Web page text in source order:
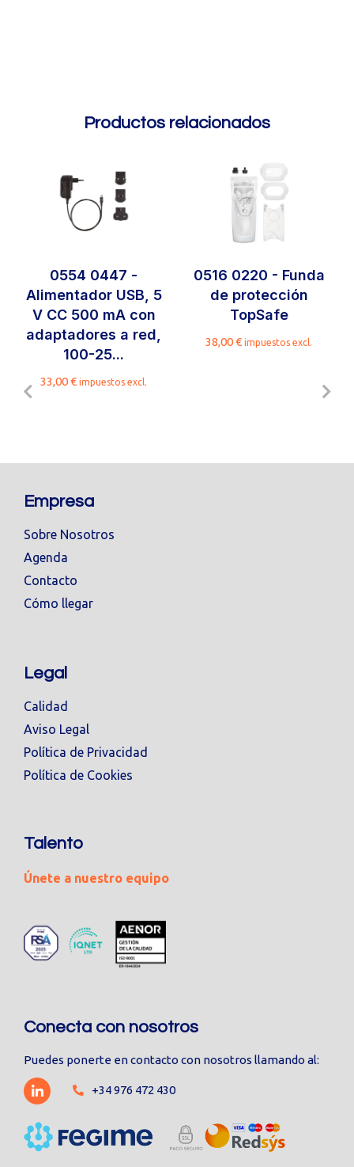
Productos relacionados
0554 0447 -
Alimentador USB, 5
V CC 500 mA con
adaptadores a red,
100-25...
33,00€ impuestos excl.
0516 0220 - Funda
de protección
TopSafe
38,00€ impuestos excl.
Empresa
Sobre Nosotros
Agenda
Contacto
Cómo llegar
Legal
Calidad
Aviso Legal
Política de Privacidad
Política de Cookies
Talento
Únete a nuestro equipo
Conecta con nosotros
Puedes ponerte en contacto con nosotros llamando al:
+34 976 472 430